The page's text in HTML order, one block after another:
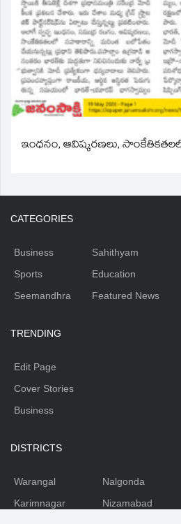
ఇంధనం, ఆవిష్కరణలు,
CATEGORIES
Business
Sports
Seemandhra
Sahithyam
Education
Featured News
TRENDING
Edit Page
Cover Stories
Business
DISTRICTS
Warangal
Karimnagar
Nalgonda
Nizamabad